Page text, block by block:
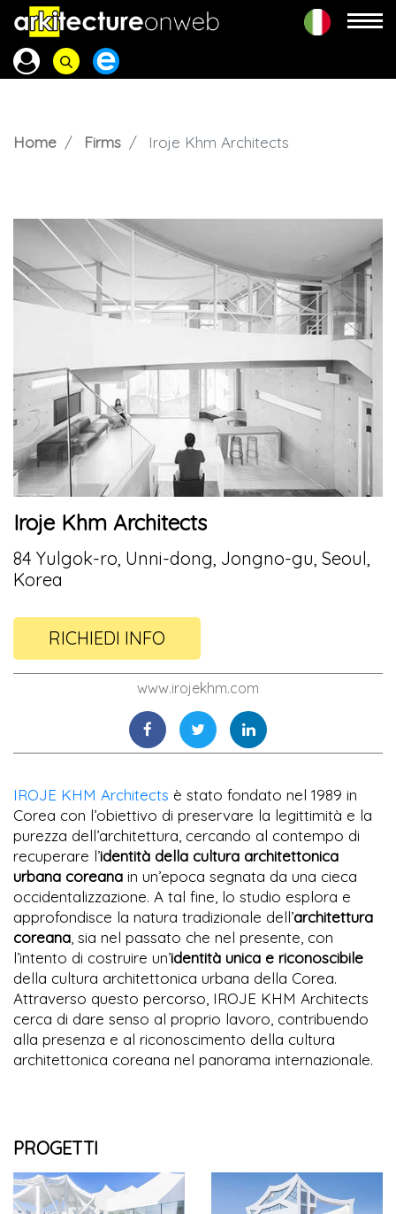
Home Firms Iroje Khm Architects
Iroje Khm Architects
84 Yulgok-ro, Unni-dong, Jongno-gu, Seoul,
Korea
RICHIEDI INFO
www.irojekhm.com
IROJE KHM Architects è stato fondato nel 1989 in
Corea con l’obiettivo di preservare la legittimità e la
purezza dell’architettura, cercando al contempo di
recuperare l’identità della cultura architettonica
urbana coreana in un’epoca segnata da una cieca
occidentalizzazione. A tal fine, lo studio esplora e
approfondisce la natura tradizionale dell’architettura
coreana , sia nel passato che nel presente, con
l’intento di costruire un’identità unica e riconoscibile
della cultura architettonica urbana della Corea.
Attraverso questo percorso, IROJE KHM Architects
cerca di dare senso al proprio lavoro, contribuendo
alla presenza e al riconoscimento della cultura
architettonica coreana nel panorama internazionale.
PROGETTI